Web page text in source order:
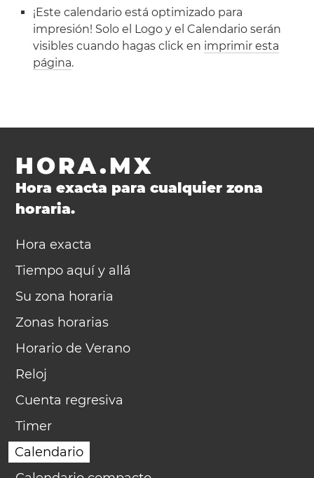
¡Este calendario está optimizado para
impresión! Solo el Logo y el Calendario serán
visibles cuando hagas click en imprimir esta
página.
HORA.MX
Hora exacta para cualquier zona
horaria.
Hora exacta
Tiempo aquí y allá
Su zona horaria
Zonas horarias
Horario de Verano
Reloj
Cuenta regresiva
Timer
Calendario